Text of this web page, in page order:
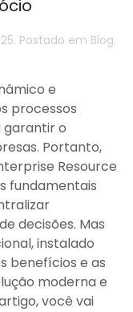
. Postado em Blog.
e
processos
garantir o
Portanto,
Resource
fundamentais
decisões. Mas
instalado
benefícios e as
moderna e
você vai